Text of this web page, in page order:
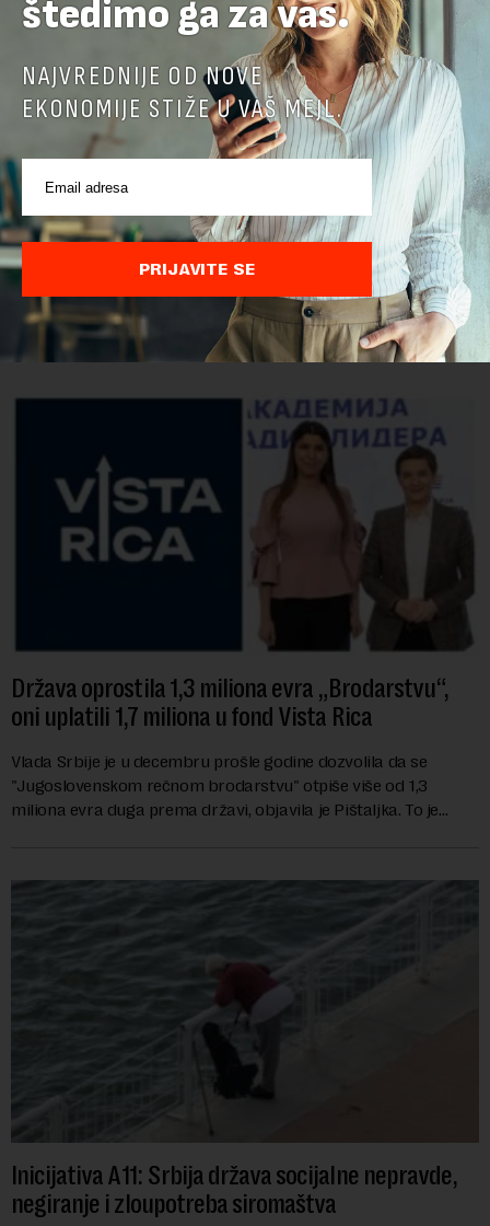
POVEZANI SADRŽAJI
Država oprostila 1,3 miliona evra „Brodarstvu“,
oni uplatili 1,7 miliona u fond Vista Rica
Vlada Srbije je u decembru prošle godine dozvolila da se
"Jugoslovenskom rečnom brodarstvu" otpiše više od 1,3
miliona evra duga prema državi, objavila je Pištaljka. To je
Inicijativa A11: Srbija država socijalne nepravde,
negiranje i zloupotreba siromaštva
štedimo ga za vas.
NAJVREDNIJE OD NOVE
EKONOMIJE STIŽE U VAŠ MEJL.
PRIJAVITE SE